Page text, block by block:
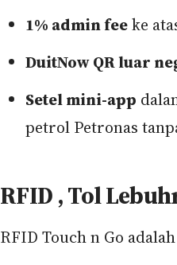
1% admin feeke
DuitNow QR luar
Setel mini-app
petrol Petronas
RFID , Tol
RFID Touch n Go